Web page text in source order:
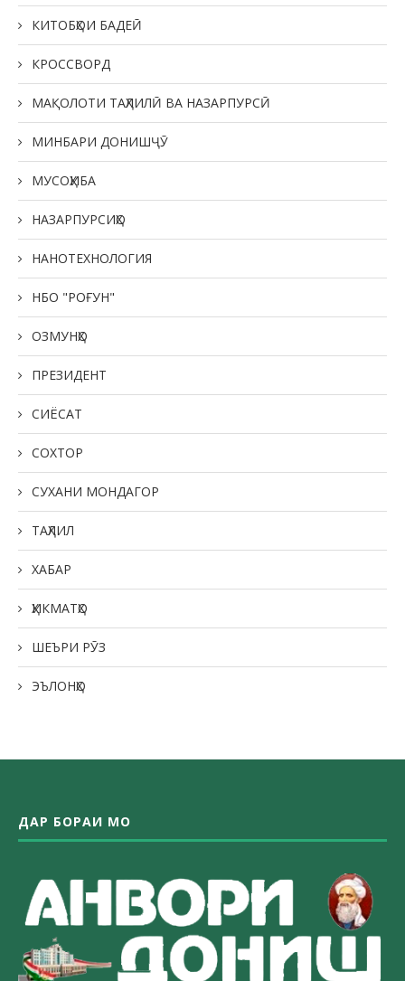
КИТОБҲОИ БАДЕӢ
КРОССВОРД
МАҚОЛОТИ ТАҲЛИЛӢ ВА НАЗАРПУРСӢ
МИНБАРИ ДОНИШҶӮ
МУСОҲИБА
НАЗАРПУРСИҲО
НАНОТЕХНОЛОГИЯ
НБО "РОҒУН"
ОЗМУНҲО
ПРЕЗИДЕНТ
СИЁСАТ
СОХТОР
СУХАНИ МОНДАГОР
ТАҲЛИЛ
ХАБАР
ҲИКМАТҲО
ШЕЪРИ РӮЗ
ЭЪЛОНҲО
ДАР БОРАИ МО